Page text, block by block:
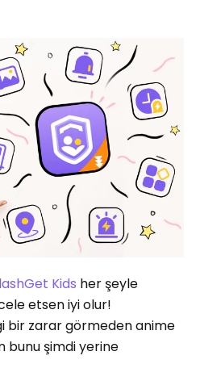
Kids her şeyle
etsen iyi olur!
bir zarar görmeden anime
bunu şimdi yerine